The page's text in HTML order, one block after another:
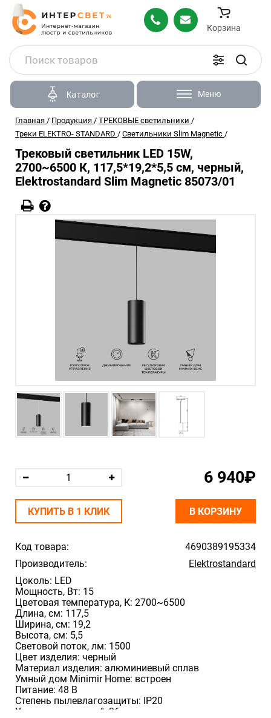
Корзина
Каталог Меню
Главная / Продукция / ТРЕКОВЫЕ светильники /
Треки ELEKTRO- STANDARD / Светильники Slim Magnetic /
Трековый светильник LED 15W,
2700~6500 К, 117,5*19,2*5,5 см, черный,
Elektrostandard Slim Magnetic 85073/01
Код товара:
4690389195334
Производитель:
Elektrostandard
Цоколь: LED
Мощность, Вт: 15
Цветовая температура, К: 2700~6500
Длина, cм: 117,5
Ширина, см: 19,2
Высота, см: 5,5
Световой поток, лм: 1500
Цвет изделия: черный
Материал изделия: алюминиевый сплав
Умный дом Minimir Home: встроен
Питание: 48 В
Степень пылевлагозащиты: IP20
Угол рассеивания, °: 36
6 940₽
КУПИТЬ В 1 КЛИК В КОРЗИНУ